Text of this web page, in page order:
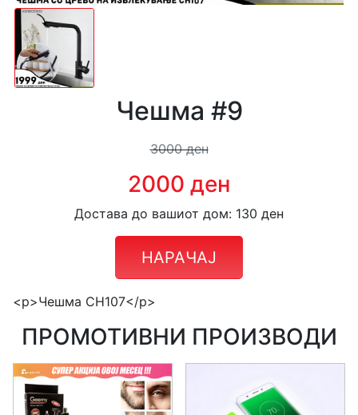
Чешма #9
3000 ден
2000 ден
Достава до вашиот дом: 130 ден
НАРАЧАЈ
<p>Чешма CH107</p>
ПРОМОТИВНИ ПРОИЗВОДИ